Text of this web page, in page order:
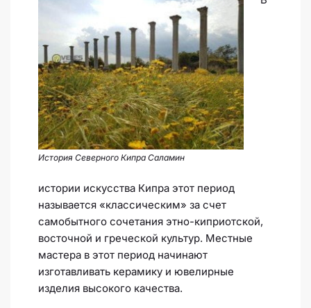
История Северного Кипра Саламин
истории искусства Кипра этот период
называется «классическим» за счет
самобытного сочетания этно-киприотской,
восточной и греческой культур. Местные
мастера в этот период начинают
изготавливать керамику и ювелирные
изделия высокого качества.